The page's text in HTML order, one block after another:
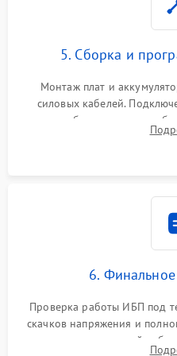
5. Сборка и
Монтаж плат и
силовых кабелей.
калибровки констант
срабатывания AVR и
6.
Проверка работы ИБП под
скачков напряжения и
времени автономной